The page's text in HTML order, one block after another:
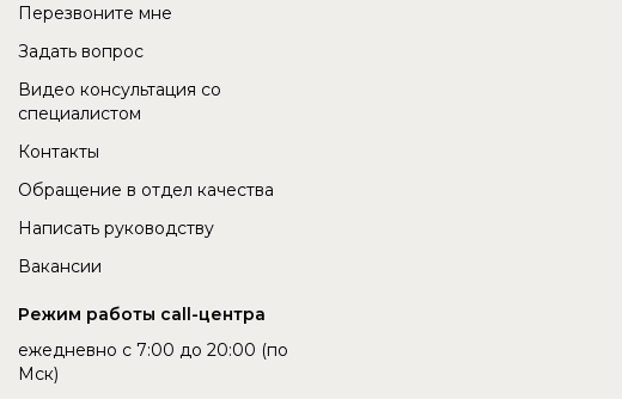
Перезвоните мне
Задать вопрос
Видео консультация со
специалистом
Контакты
Обращение в отдел качества
Написать руководству
Вакансии
Режим работы call-центра
ежедневно с 7:00 до 20:00 (по
Мск)